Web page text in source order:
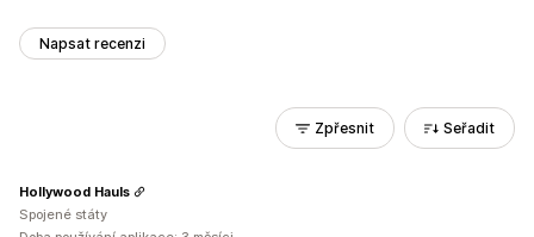
Napsat recenzi
Zpřesnit Seřadit
Hollywood Hauls
Spojené státy